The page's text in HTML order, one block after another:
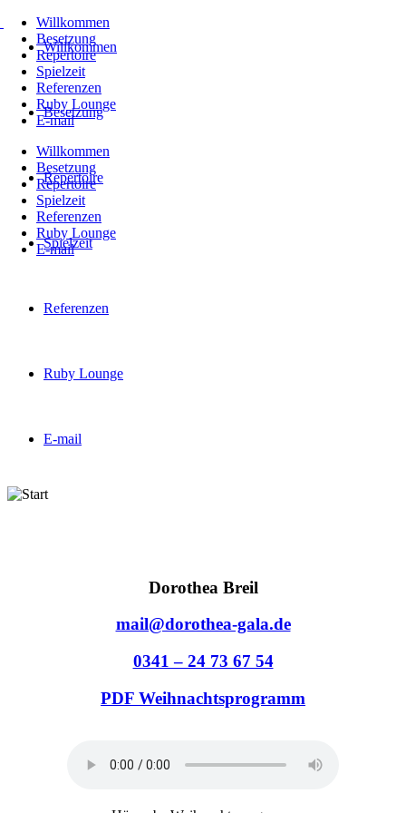
Willkommen
Besetzung
Repertoire
Spielzeit
Referenzen
Ruby Lounge
E-mail
Willkommen
Besetzung
Repertoire
Spielzeit
Referenzen
Ruby Lounge
E-mail
Willkommen
Besetzung
Repertoire
Spielzeit
Referenzen
Ruby Lounge
E-mail
Dorothea Breil
mail@dorothea-gala.de
0341 – 24 73 67 54
PDF Weihnachtsprogramm